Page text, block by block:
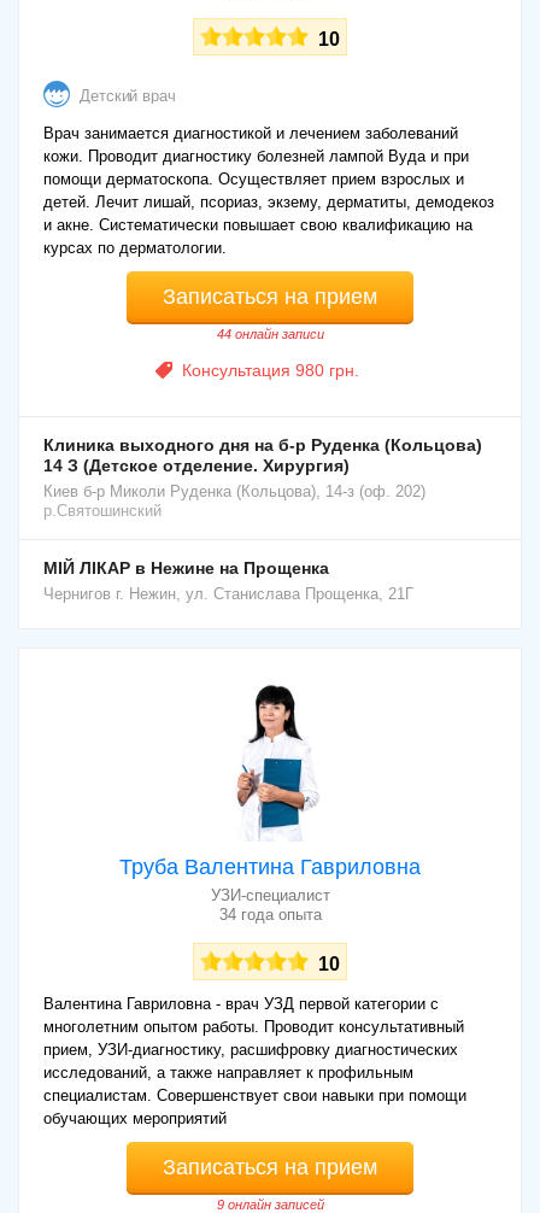
10
Детский врач
Врач занимается диагностикой и лечением заболеваний
кожи. Проводит диагностику болезней лампой Вуда и при
помощи дерматоскопа. Осуществляет прием взрослых и
детей. Лечит лишай, псориаз, экзему, дерматиты, демодекоз
и акне. Систематически повышает свою квалификацию на
курсах по дерматологии.
Записаться на прием
44 онлайн записи
Консультация 980 грн.
Клиника выходного дня на б-р Руденка (Кольцова)
14 З (Детское отделение. Хирургия)
Киев б-р Миколи Руденка (Кольцова), 14-з (оф. 202)
р.Святошинский
МІЙ ЛІКАР в Нежине на Прощенка
Чернигов г. Нежин, ул. Станислава Прощенка, 21Г
Труба Валентина Гавриловна
УЗИ-специалист
34 года опыта
10
Валентина Гавриловна - врач УЗД первой категории с
многолетним опытом работы. Проводит консультативный
прием, УЗИ-диагностику, расшифровку диагностических
исследований, а также направляет к профильным
специалистам. Совершенствует свои навыки при помощи
обучающих мероприятий
Записаться на прием
9 онлайн записей